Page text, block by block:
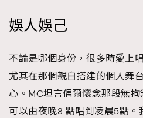
娛人娛己
不論是哪個身份，很多時愛上
尤其在那個親自搭建的個人舞
心。MC坦言偶爾懷念那段無拘
可以由夜晚8 點唱到凌晨5點。